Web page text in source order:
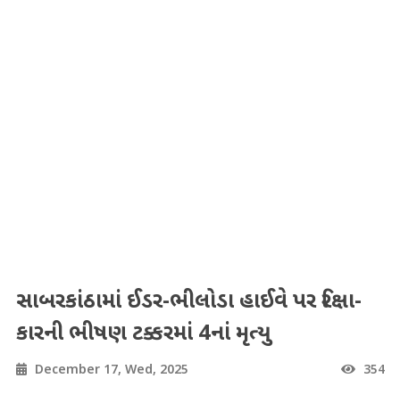
સાબરકાંઠામાં ઈડર-ભીલોડા હાઈવે પર રિક્ષા-
કારની ભીષણ ટક્કરમાં 4નાં મૃત્યુ
December 17, Wed, 2025 354